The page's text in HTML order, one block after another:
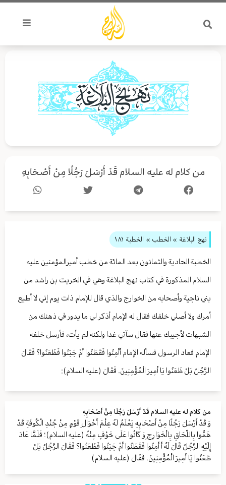
تخطي
المحتوى
من كلام له علیه السلام قَدْ أَرْسَلَ رَجُلًا مِنْ أَصْحَابِهِ
نهج البلاغة » الخطب » الخطبة ١٨١
الخطبة الحادية والثمانون بعد المائة من خطب أميرالمؤمنين عليه
السلام المذكورة في كتاب نهج البلاغة وهي في الخريت بن راشد من
بني ناجية وأصحابه من الخوارج والذي قال للإمام ذات يوم إني لا أطيع
أمرك ولا أصلي خلفك فقال له الإمام أذكر لي ما يدور في ذهنك من
الشبهات لأجيبك عنها فقال سآتي غدا ولكنه لم يأت، فأرسل خلفه
الإمام فعاد الرسول فسأله الإمام أَأَمِنُوا فَقَطَنُوا أَمْ جَبَنُوا فَظَعَنُوا؟ فَقَالَ
الرَّجُلُ بَلْ ظَعَنُوا يَا أَمِيرَ الْمُؤْمِنِينَ. فَقَالَ (علیه السلام):
من كلام له علیه السلام قَدْ أَرْسَلَ رَجُلًا مِنْ أَصْحَابِهِ
وَ قَدْ أَرْسَلَ رَجُلًا مِنْ أَصْحَابِهِ يَعْلَمُ لَهُ عِلْمَ أَحْوَالِ قَوْمٍ مِنْ جُنْدِ الْكُوفَةِ قَدْ
هَمُّوا بِاللِّحَاقِ بِالْخَوَارِجِ وَ كَانُوا عَلَى خَوْفٍ مِنْهُ (علیه السلام)؛ فَلَمَّا عَادَ
إِلَيْهِ الرَّجُلُ قَالَ لَهُ أَ أَمِنُوا فَقَطَنُوا أَمْ جَبَنُوا فَظَعَنُوا؟ فَقَالَ الرَّجُلُ بَلْ
ظَعَنُوا يَا أَمِيرَ الْمُؤْمِنِينَ. فَقَالَ (علیه السلام)